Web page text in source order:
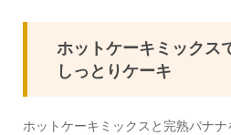
ホットケーキミックス
しっとりケーキ
ホットケーキミックスと完熟バナ